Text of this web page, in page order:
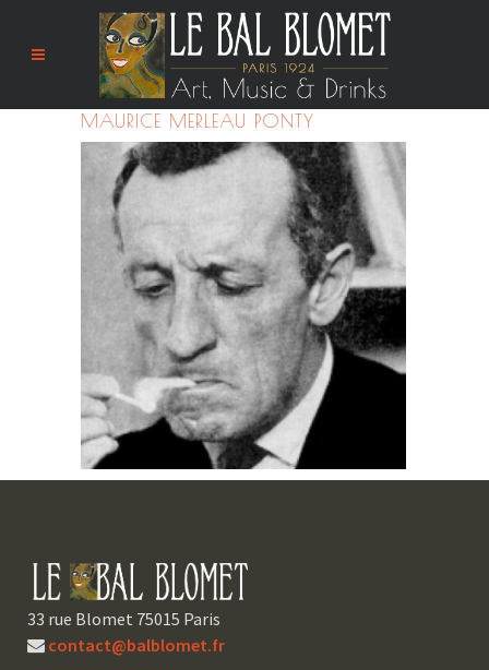
MAURICE MERLEAU PONTY
33 rue Blomet 75015 Paris
contact@balblomet.fr